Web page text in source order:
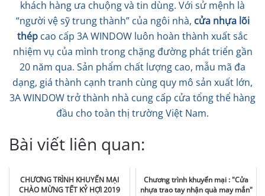
khách hàng ưa chuộng và tin dùng. Với sử mệnh là
“người vệ sỹ trung thành” của ngôi nhà, cửa nhựa lõi
thép cao cấp 3A WINDOW luôn hoàn thành xuất sắc
nhiệm vụ của mình trong chặng đường phát triển gần
20 năm qua. Sản phẩm chất lượng cao, mẫu mã đa
dạng, giá thành cạnh tranh cùng quy mô sản xuất lớn,
3A WINDOW trở thành nhà cung cấp cửa tổng thể hàng
đầu cho toàn thị trường Việt Nam.
Bài viết liên quan:
CHƯƠNG TRÌNH KHUYẾN MẠI
CHÀO MỪNG TẾT KỶ HỢI 2019
Chương trình khuyến mại : "Cửa
nhựa trao tay nhận quà may mắn"